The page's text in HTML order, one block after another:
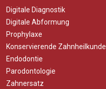
Digitale Diagnostik
Digitale Abformung
Prophylaxe
Konservierende Zahnheilkunde
Endodontie
Parodontologie
Zahnersatz